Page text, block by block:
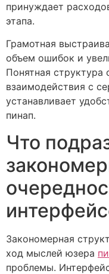
принуждает
этапа.
Грамотная
объем ошибок и
Понятная структура
взаимодействия с
устанавливает
пинап.
Что
Закономерная
ход мыслей юзера
проблемы.